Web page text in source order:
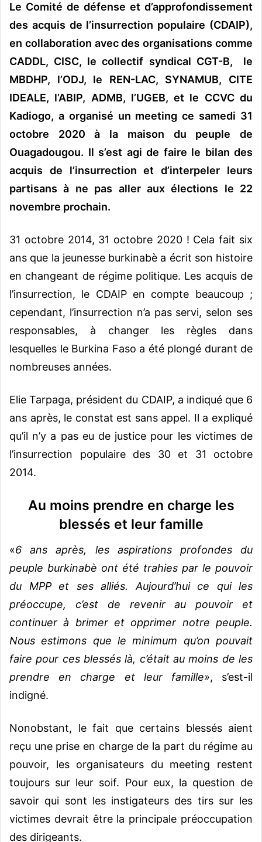
Le Comité de défense et d’approfondissement
des acquis de l’insurrection populaire (CDAIP),
en collaboration avec des organisations comme
CADDL, CISC, le collectif syndical CGT-B, le
MBDHP, l’ODJ, le REN-LAC, SYNAMUB, CITE
IDEALE, l’ABIP, ADMB, l’UGEB, et le CCVC du
Kadiogo, a organisé un meeting ce samedi 31
octobre 2020 à la maison du peuple de
Ouagadougou. Il s’est agi de faire le bilan des
acquis de l’insurrection et d’interpeler leurs
partisans à ne pas aller aux élections le 22
novembre prochain.
31 octobre 2014, 31 octobre 2020 ! Cela fait six
ans que la jeunesse burkinabè a écrit son histoire
en changeant de régime politique. Les acquis de
l’insurrection, le CDAIP en compte beaucoup ;
cependant, l’insurrection n’a pas servi, selon ses
responsables, à changer les règles dans
lesquelles le Burkina Faso a été plongé durant de
nombreuses années.
Elie Tarpaga, président du CDAIP, a indiqué que 6
ans après, le constat est sans appel. Il a expliqué
qu’il n’y a pas eu de justice pour les victimes de
l’insurrection populaire des 30 et 31 octobre
2014.
Au moins prendre en charge les
blessés et leur famille
«6 ans après, les aspirations profondes du
peuple burkinabè ont été trahies par le pouvoir
du MPP et ses alliés. Aujourd’hui ce qui les
préoccupe, c’est de revenir au pouvoir et
continuer à brimer et opprimer notre peuple.
Nous estimons que le minimum qu’on pouvait
faire pour ces blessés là, c’était au moins de les
prendre en charge et leur famille», s’est-il
indigné.
Nonobstant, le fait que certains blessés aient
reçu une prise en charge de la part du régime au
pouvoir, les organisateurs du meeting restent
toujours sur leur soif. Pour eux, la question de
savoir qui sont les instigateurs des tirs sur les
victimes devrait être la principale préoccupation
des dirigeants.